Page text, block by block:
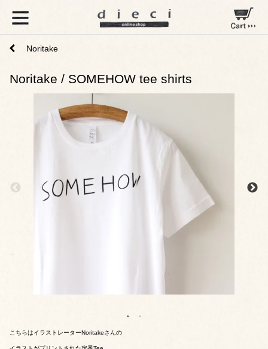
Noritake
Noritake / SOMEHOW tee shirts
こちらはイラストレーターNoritakeさんの